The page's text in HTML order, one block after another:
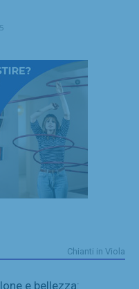
Chianti in Viola
e bellezza: